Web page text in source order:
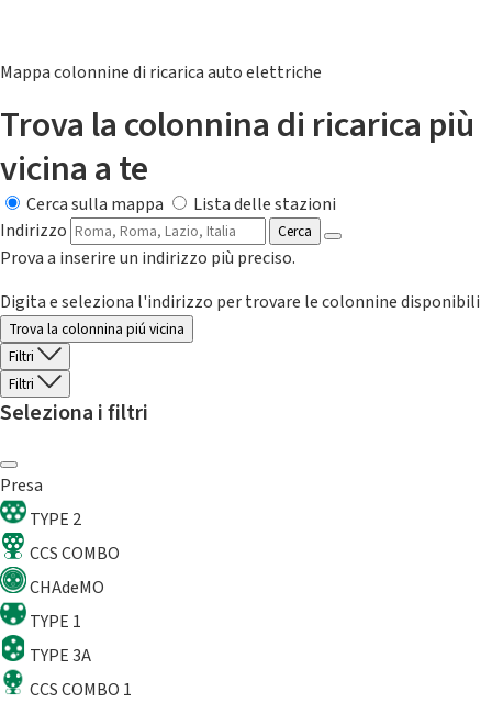
Mappa colonnine di ricarica auto elettriche
Trova la colonnina di ricarica più
vicina a te
Cerca sulla mappa
Lista delle stazioni
Indirizzo
Cerca
Prova a inserire un indirizzo più preciso.
Digita e seleziona l'indirizzo per trovare le colonnine disponibili
Trova la colonnina piú vicina
Filtri
Filtri
Seleziona i filtri
Presa
TYPE 2
CCS COMBO
CHAdeMO
TYPE 1
TYPE 3A
CCS COMBO 1